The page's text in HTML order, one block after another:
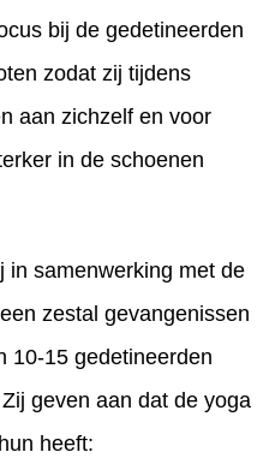
bij de gedetineerden
zodat zij tijdens
aan zichzelf en voor
in de schoenen
in samenwerking met de
zestal gevangenissen
10-15 gedetineerden
geven aan dat de yoga
heeft: